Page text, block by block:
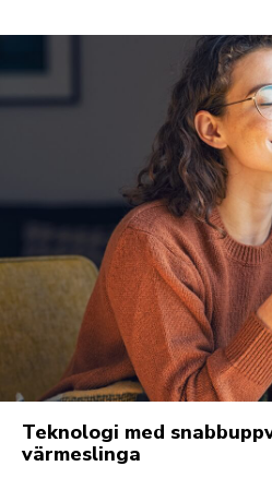
Teknologi med
värmeslinga